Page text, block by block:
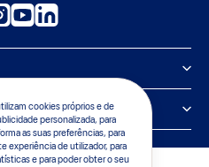
cookies próprios e de
personalizada, para
as suas preferências, para
experiência de utilizador, para
e para poder obter o seu